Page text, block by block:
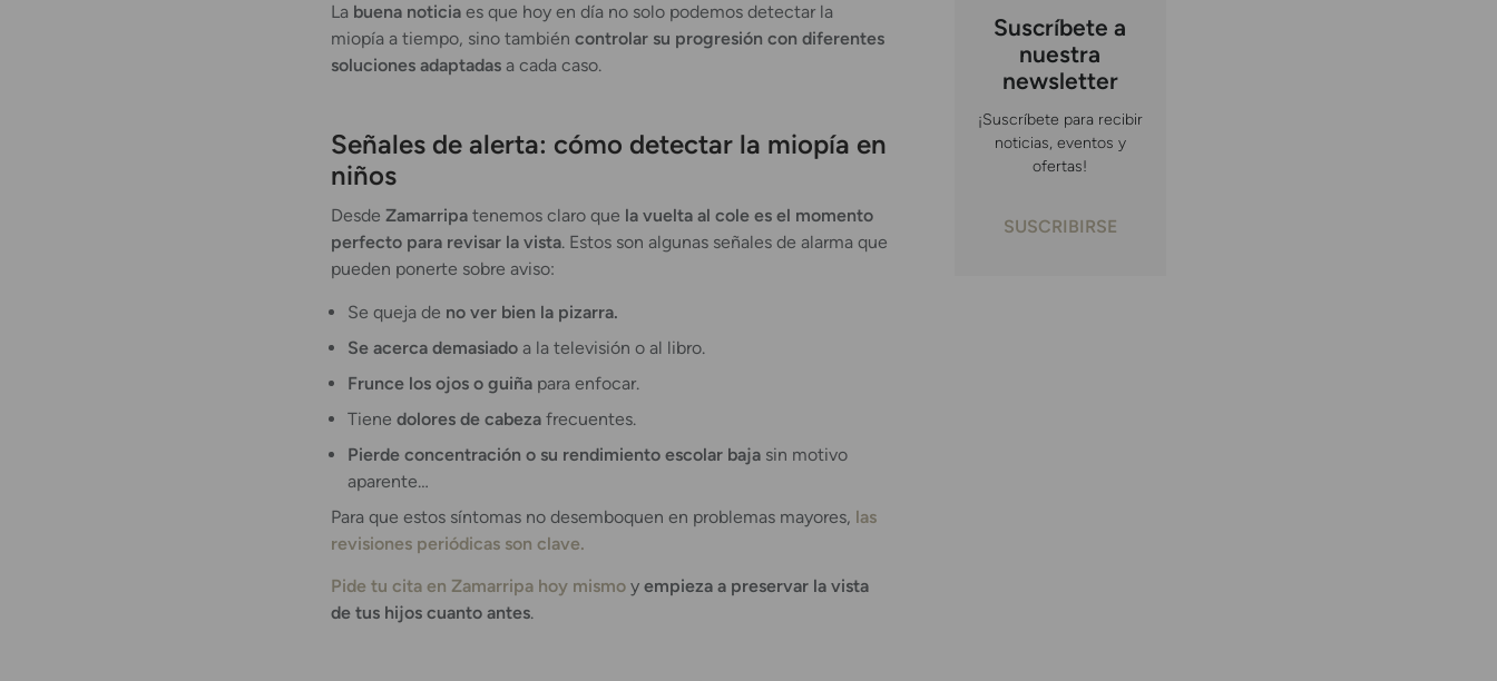
La buena noticia es que hoy en día no solo podemos detectar la
miopía a tiempo, sino también controlar su progresión con diferentes
soluciones adaptadas a cada caso.
Señales de alerta: cómo detectar la miopía en
niños
Desde Zamarripa tenemos claro que la vuelta al cole es el momento
perfecto para revisar la vista. Estos son algunas señales de alarma que
pueden ponerte sobre aviso:
Se queja de no ver bien la pizarra.
Se acerca demasiado a la televisión o al libro.
Frunce los ojos o guiña para enfocar.
Tiene dolores de cabeza frecuentes.
Pierde concentración o su rendimiento escolar baja sin motivo
aparente…
Para que estos síntomas no desemboquen en problemas mayores, las
revisiones periódicas son clave.
Pide tu cita en Zamarripa hoy mismo y empieza a preservar la vista
de tus hijos cuanto antes.
Suscríbete a
nuestra
newsletter
¡Suscríbete para recibir
noticias, eventos y
ofertas!
SUSCRIBIRSE